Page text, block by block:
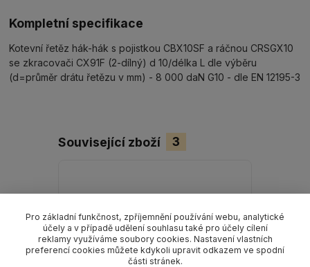
Kompletní specifikace
Kotevní řetěz hák-hák s pojistkou CBX10SF a ráčnou CRSGX10
se zkracovači CX91F (2-dílný) d 10/délka L dle výběru
(d=průměr drátu řetězu v mm) - 8 000 daN G10 - dle EN 12195-3
Související zboží 3
Pro základní funkčnost, zpříjemnění používání webu, analytické
účely a v případě udělení souhlasu také pro účely cílení
reklamy využíváme soubory cookies. Nastavení vlastních
preferencí cookies můžete kdykoli upravit odkazem ve spodní
části stránek.